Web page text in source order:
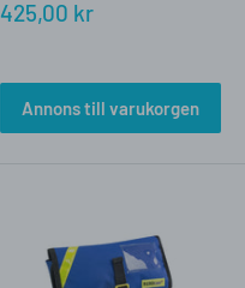
Försäljningspris
425,00 kr
Annons till varukorgen